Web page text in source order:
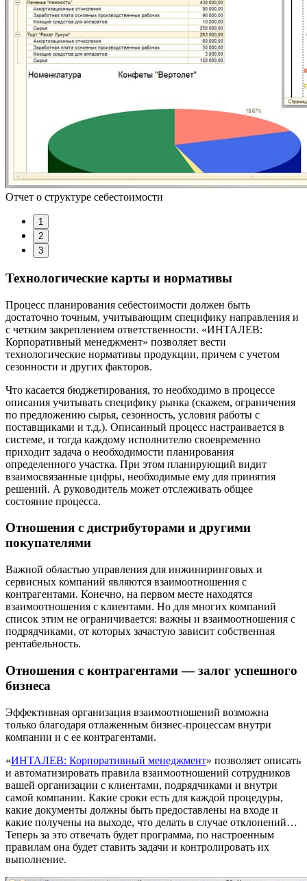
Отчет о структуре себестоимости
1
2
3
Технологические карты и нормативы
Процесс планирования себестоимости должен быть
достаточно точным, учитывающим специфику направления и
с четким закреплением ответственности. «ИНТАЛЕВ:
Корпоративный менеджмент» позволяет вести
технологические нормативы продукции, причем с учетом
сезонности и других факторов.
Что касается бюджетирования, то необходимо в процессе
описания учитывать специфику рынка (скажем, ограничения
по предложению сырья, сезонность, условия работы с
поставщиками и т.д.). Описанный процесс настраивается в
системе, и тогда каждому исполнителю своевременно
приходит задача о необходимости планирования
определенного участка. При этом планирующий видит
взаимосвязанные цифры, необходимые ему для принятия
решений. А руководитель может отслеживать общее
состояние процесса.
Отношения с дистрибуторами и другими
покупателями
Важной областью управления для инжиниринговых и
сервисных компаний являются взаимоотношения с
контрагентами. Конечно, на первом месте находятся
взаимоотношения с клиентами. Но для многих компаний
список этим не ограничивается: важны и взаимоотношения с
подрядчиками, от которых зачастую зависит собственная
рентабельность.
Отношения с контрагентами — залог успешного
бизнеса
Эффективная организация взаимоотношений возможна
только благодаря отлаженным бизнес-процессам внутри
компании и с ее контрагентами.
«ИНТАЛЕВ: Корпоративный менеджмент» позволяет описать
и автоматизировать правила взаимоотношений сотрудников
вашей организации с клиентами, подрядчиками и внутри
самой компании. Какие сроки есть для каждой процедуры,
какие документы должны быть предоставлены на входе и
какие получены на выходе, что делать в случае отклонений…
Теперь за это отвечать будет программа, по настроенным
правилам она будет ставить задачи и контролировать их
выполнение.